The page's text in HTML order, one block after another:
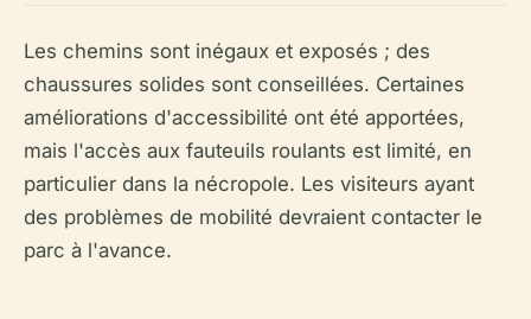
Les chemins sont inégaux et exposés ; des
chaussures solides sont conseillées. Certaines
améliorations d'accessibilité ont été apportées,
mais l'accès aux fauteuils roulants est limité, en
particulier dans la nécropole. Les visiteurs ayant
des problèmes de mobilité devraient contacter le
parc à l'avance.